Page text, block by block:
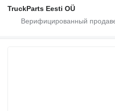
TruckParts Eesti OÜ